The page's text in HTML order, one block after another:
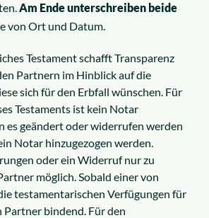
Am Ende unterschreiben beide
von Ort und Datum.
Testament schafft Transparenz
Partnern im Hinblick auf die
sich für den Erbfall wünschen. Für
Testaments ist kein Notar
es geändert oder widerrufen werden
Notar hinzugezogen werden.
oder ein Widerruf nur zu
möglich. Sobald einer von
testamentarischen Verfügungen für
Partner bindend. Für den